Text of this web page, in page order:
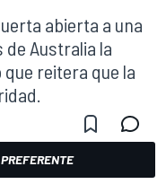
abierta a una
Australia la
reitera que la